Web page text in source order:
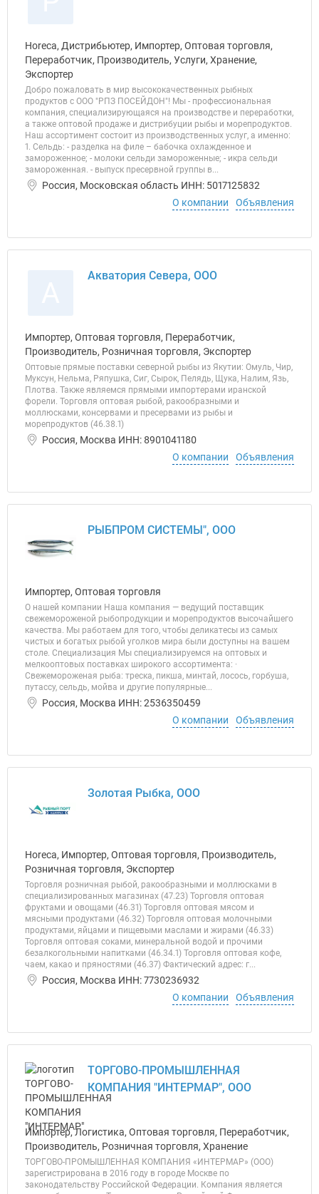
Horeca, Дистрибьютер, Импортер, Оптовая торговля,
Переработчик, Производитель, Услуги, Хранение,
Экспортер
Добро пожаловать в мир высококачественных рыбных
продуктов с ООО "РПЗ ПОСЕЙДОН"! Мы - профессиональная
компания, специализирующаяся на производстве и переработки,
а также оптовой продаже и дистрибуции рыбы и морепродуктов.
Наш ассортимент состоит из производственных услуг, а именно:
1. Сельдь: - разделка на филе – бабочка охлажденное и
замороженное; - молоки сельди замороженные; - икра сельди
замороженная. - выпуск пресервной группы в...
Россия, Московская область ИНН: 5017125832
О компании
Объявления
Акватория Севера, ООО
Импортер, Оптовая торговля, Переработчик,
Производитель, Розничная торговля, Экспортер
Оптовые прямые поставки северной рыбы из Якутии: Омуль, Чир,
Муксун, Нельма, Ряпушка, Сиг, Сырок, Пелядь, Щука, Налим, Язь,
Плотва. Также являемся прямыми импортерами иранской
форели. Торговля оптовая рыбой, ракообразными и
моллюсками, консервами и пресервами из рыбы и
морепродуктов (46.38.1)
Россия, Москва ИНН: 8901041180
О компании
Объявления
РЫБПРОМ СИСТЕМЫ", ООО
Импортер, Оптовая торговля
О нашей компании Наша компания — ведущий поставщик
свежемороженой рыбопродукции и морепродуктов высочайшего
качества. Мы работаем для того, чтобы деликатесы из самых
чистых и богатых рыбой уголков мира были доступны на вашем
столе. Специализация Мы специализируемся на оптовых и
мелкооптовых поставках широкого ассортимента: ·
Свежемороженая рыба: треска, пикша, минтай, лосось, горбуша,
путассу, сельдь, мойва и другие популярные...
Россия, Москва ИНН: 2536350459
О компании
Объявления
Золотая Рыбка, ООО
Horeca, Импортер, Оптовая торговля, Производитель,
Розничная торговля, Экспортер
Торговля розничная рыбой, ракообразными и моллюсками в
специализированных магазинах (47.23) Торговля оптовая
фруктами и овощами (46.31) Торговля оптовая мясом и
мясными продуктами (46.32) Торговля оптовая молочными
продуктами, яйцами и пищевыми маслами и жирами (46.33)
Торговля оптовая соками, минеральной водой и прочими
безалкогольными напитками (46.34.1) Торговля оптовая кофе,
чаем, какао и пряностями (46.37) Фактический адрес: г...
Россия, Москва ИНН: 7730236932
О компании
Объявления
ТОРГОВО-ПРОМЫШЛЕННАЯ
КОМПАНИЯ "ИНТЕРМАР", ООО
Импортер, Логистика, Оптовая торговля, Переработчик,
Производитель, Розничная торговля, Хранение
ТОРГОВО-ПРОМЫШЛЕННАЯ КОМПАНИЯ «ИНТЕРМАР» (ООО)
зарегистрирована в 2016 году в городе Москве по
законодательству Российской Федерации. Компания является